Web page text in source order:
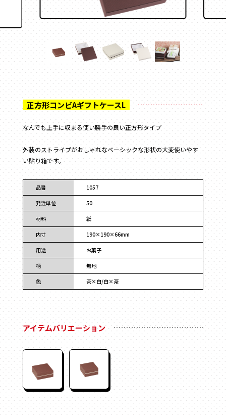
フラワー
ウェディング・ブライダル
ギフト
アクセサリー
コスメ
アパレル
食品
フルーツ
お酒
お茶
ステイショナリー
保管箱
ゲーム
フォト
陶器
メガネ
玩具
電子機器
キーボックス
その他
かぶせ式
インロー式
丁番型
マウント型
BOOK型
多角形
家型
バック型
カゴ型
ドーム型
2段式
開くタイプ
身箱のみ
ステッチ留め
スリーブ
のせふた式
フォトフレーム
マグネット付き
Vカット
底ワンタッチ
スライド式
フラップ式
変形箱
ハート形
多角形
家型
バック型
かご型
ドーム型
ピロー型
材質 で探す
紙
サテン
レザー
合成
ベロア
スエード
クリアケース
プラスチック
木箱
tel.095-882-1230
お電話受付時間／月〜金曜 9:00〜17:30 （土日祝を除く）
メールでお問い合わせ
なんでも上手に収まる使い勝手の良い正方形タイプ
外装のストライプがおしゃれなベーシックな形状の大変使いやす
い貼り箱です。
品番 1057
発注単位 50
材料 紙
内寸 190×190×66mm
用途 お菓子
柄 無地
色 茶×白/白×茶
アイテムバリエーション